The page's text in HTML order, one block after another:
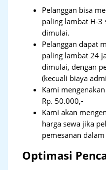
Pelanggan bisa
paling lambat H-3
dimulai.
Pelanggan dapat
paling lambat 24
dimulai, dengan
(kecuali biaya
Kami
Rp. 50.000,-
Kami akan
harga sewa jika
pemesanan
Optimasi